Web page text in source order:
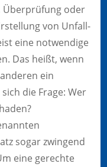
Überprüfung oder
von Unfall-
eine notwendige
Das heißt, wenn
ein
die Frage: Wer
sogar zwingend
eine gerechte